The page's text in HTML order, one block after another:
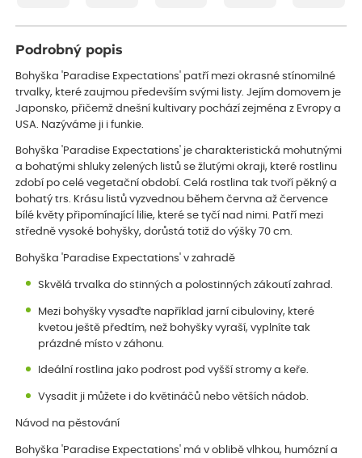
Podrobný popis
Bohyška 'Paradise Expectations' patří mezi okrasné stínomilné
trvalky, které zaujmou především svými listy. Jejím domovem je
Japonsko, přičemž dnešní kultivary pochází zejména z Evropy a
USA. Nazýváme ji i funkie.
Bohyška 'Paradise Expectations' je charakteristická mohutnými
a bohatými shluky zelených listů se žlutými okraji, které rostlinu
zdobí po celé vegetační období. Celá rostlina tak tvoří pěkný a
bohatý trs. Krásu listů vyzvednou během června až července
bílé květy připomínající lilie, které se tyčí nad nimi. Patří mezi
středně vysoké bohyšky, dorůstá totiž do výšky 70 cm.
Bohyška 'Paradise Expectations' v zahradě
Skvělá trvalka do stinných a polostinných zákoutí zahrad.
Mezi bohyšky vysaďte například jarní cibuloviny, které
kvetou ještě předtím, než bohyšky vyraší, vyplníte tak
prázdné místo v záhonu.
Ideální rostlina jako podrost pod vyšší stromy a keře.
Vysadit ji můžete i do květináčů nebo větších nádob.
Návod na pěstování
Bohyška 'Paradise Expectations' má v oblibě vlhkou, humózní a